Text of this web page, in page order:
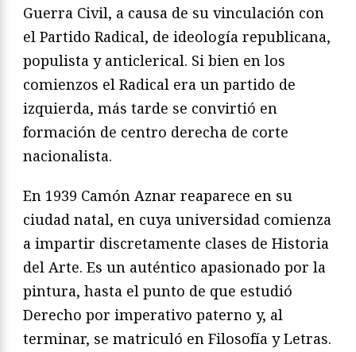
Guerra Civil, a causa de su vinculación con
el Partido Radical, de ideología republicana,
populista y anticlerical. Si bien en los
comienzos el Radical era un partido de
izquierda, más tarde se convirtió en
formación de centro derecha de corte
nacionalista.
En 1939 Camón Aznar reaparece en su
ciudad natal, en cuya universidad comienza
a impartir discretamente clases de Historia
del Arte. Es un auténtico apasionado por la
pintura, hasta el punto de que estudió
Derecho por imperativo paterno y, al
terminar, se matriculó en Filosofía y Letras.